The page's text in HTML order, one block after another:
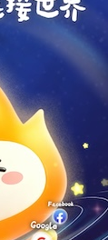
反对
反对[0]